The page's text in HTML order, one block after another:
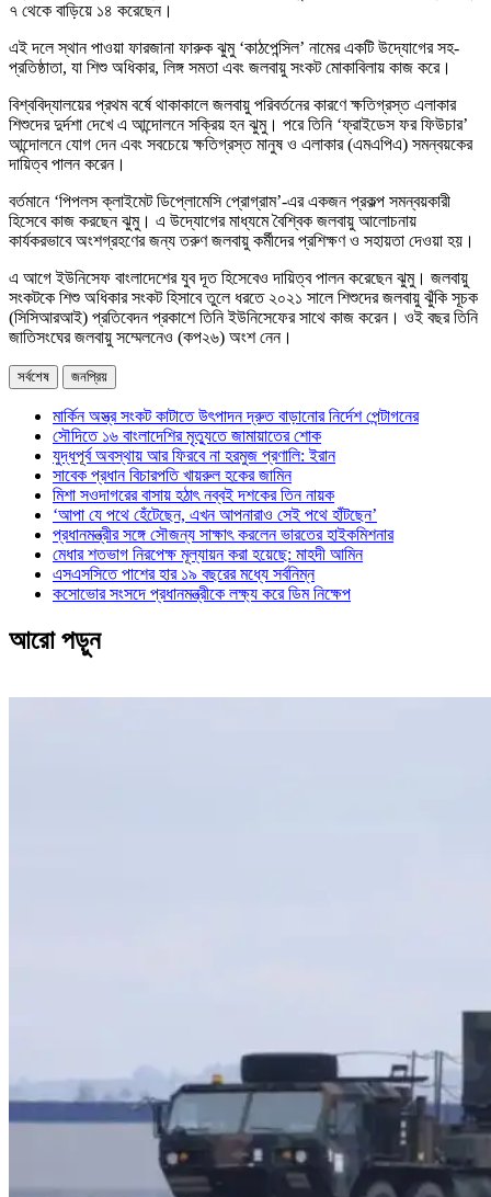
৭ থেকে বাড়িয়ে ১৪ করেছেন।
এই দলে স্থান পাওয়া ফারজানা ফারুক ঝুমু ‘কাঠপেন্সিল’ নামের একটি উদ্যোগের সহ-
প্রতিষ্ঠাতা, যা শিশু অধিকার, লিঙ্গ সমতা এবং জলবায়ু সংকট মোকাবিলায় কাজ করে।
বিশ্ববিদ্যালয়ের প্রথম বর্ষে থাকাকালে জলবায়ু পরিবর্তনের কারণে ক্ষতিগ্রস্ত এলাকার
শিশুদের দুর্দশা দেখে এ আন্দোলনে সক্রিয় হন ঝুমু। পরে তিনি ‘ফ্রাইডেস ফর ফিউচার’
আন্দোলনে যোগ দেন এবং সবচেয়ে ক্ষতিগ্রস্ত মানুষ ও এলাকার (এমএপিএ) সমন্বয়কের
দায়িত্ব পালন করেন।
বর্তমানে ‘পিপলস ক্লাইমেট ডিপ্লোমেসি প্রোগ্রাম’-এর একজন প্রকল্প সমন্বয়কারী
হিসেবে কাজ করছেন ঝুমু। এ উদ্যোগের মাধ্যমে বৈশ্বিক জলবায়ু আলোচনায়
কার্যকরভাবে অংশগ্রহণের জন্য তরুণ জলবায়ু কর্মীদের প্রশিক্ষণ ও সহায়তা দেওয়া হয়।
এ আগে ইউনিসেফ বাংলাদেশের যুব দূত হিসেবেও দায়িত্ব পালন করেছেন ঝুমু। জলবায়ু
সংকটকে শিশু অধিকার সংকট হিসাবে তুলে ধরতে ২০২১ সালে শিশুদের জলবায়ু ঝুঁকি সূচক
(সিসিআরআই) প্রতিবেদন প্রকাশে তিনি ইউনিসেফের সাথে কাজ করেন। ওই বছর তিনি
জাতিসংঘের জলবায়ু সম্মেলনেও (কপ২৬) অংশ নেন।
সর্বশেষ জনপ্রিয়
মার্কিন অস্ত্র সংকট কাটাতে উৎপাদন দ্রুত বাড়ানোর নির্দেশ পেন্টাগনের
সৌদিতে ১৬ বাংলাদেশির মৃত্যুতে জামায়াতের শোক
যুদ্ধপূর্ব অবস্থায় আর ফিরবে না হরমুজ প্রণালি: ইরান
সাবেক প্রধান বিচারপতি খায়রুল হকের জামিন
মিশা সওদাগরের বাসায় হঠাৎ নব্বই দশকের তিন নায়ক
‘আপা যে পথে হেঁটেছেন, এখন আপনারাও সেই পথে হাঁটছেন’
প্রধানমন্ত্রীর সঙ্গে সৌজন্য সাক্ষাৎ করলেন ভারতের হাইকমিশনার
মেধার শতভাগ নিরপেক্ষ মূল্যায়ন করা হয়েছে: মাহদী আমিন
এসএসসিতে পাশের হার ১৯ বছরের মধ্যে সর্বনিম্ন
কসোভোর সংসদে প্রধানমন্ত্রীকে লক্ষ্য করে ডিম নিক্ষেপ
আরো পড়ুন